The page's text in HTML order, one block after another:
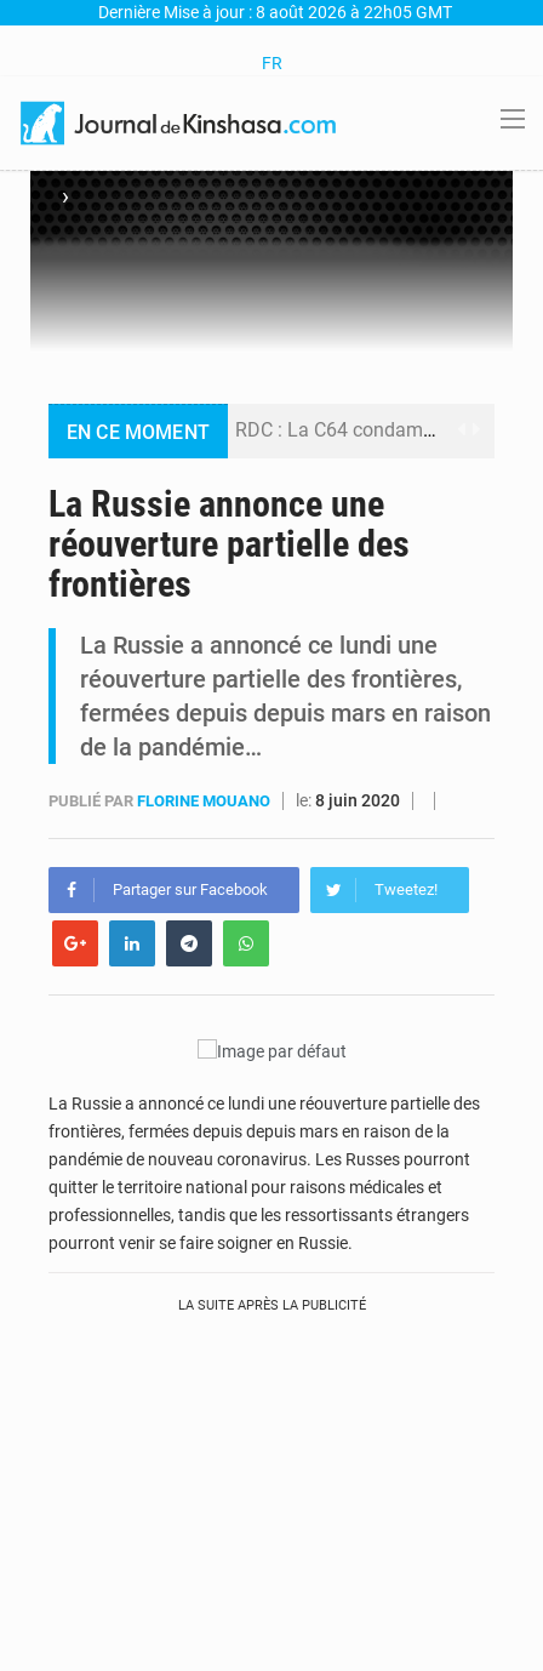
Dernière Mise à jour : 8 août 2026 à 22h05 GMT
FR
›
EN CE MOMENT RDC : La C64 condamne les attaques contre l’opposition et maintient la date butoir du 15 août pour la suite des manifestations
Comment des milliers d’Africains protègent et font fructifier leur argent avec l’USDT
La Russie annonce une
réouverture partielle des
frontières
La Russie a annoncé ce lundi une
réouverture partielle des frontières,
fermées depuis depuis mars en raison
de la pandémie…
PUBLIÉ PAR FLORINE MOUANO le:8 juin 2020
Partager sur Facebook Tweetez!
La Russie a annoncé ce lundi une réouverture partielle des
frontières, fermées depuis depuis mars en raison de la
pandémie de nouveau coronavirus. Les Russes pourront
quitter le territoire national pour raisons médicales et
professionnelles, tandis que les ressortissants étrangers
pourront venir se faire soigner en Russie.
LA SUITE APRÈS LA PUBLICITÉ